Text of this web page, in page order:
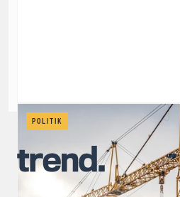
POLITIK